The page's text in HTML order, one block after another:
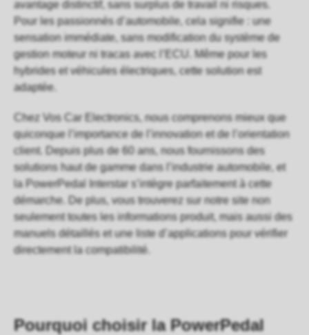
avantage distinctif, sans surplus de travail ni risques.
Pour les passionnés d’automobile, cela signifie : une
sensation immédiate, sans modification du système de
gestion moteur ni tracas avec l’ECU. Même pour les
hybrides et véhicules électriques, cette solution est
adaptée.
Chez Vos Car Electronics, nous comprenons mieux que
quiconque l’importance de l’innovation et de l’orientation
client. Depuis plus de 60 ans, nous fournissons des
solutions haut de gamme dans l’industrie automobile, et
la PowerPedal Interstar s’intègre parfaitement à cette
démarche. De plus, vous trouverez sur notre site non
seulement toutes les informations produit, mais aussi des
manuels détaillés et une liste d’applications pour vérifier
directement la compatibilité.
Pourquoi choisir la PowerPedal